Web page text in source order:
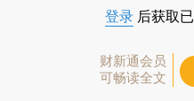
登录 后获取
财新通会员
可畅读全文